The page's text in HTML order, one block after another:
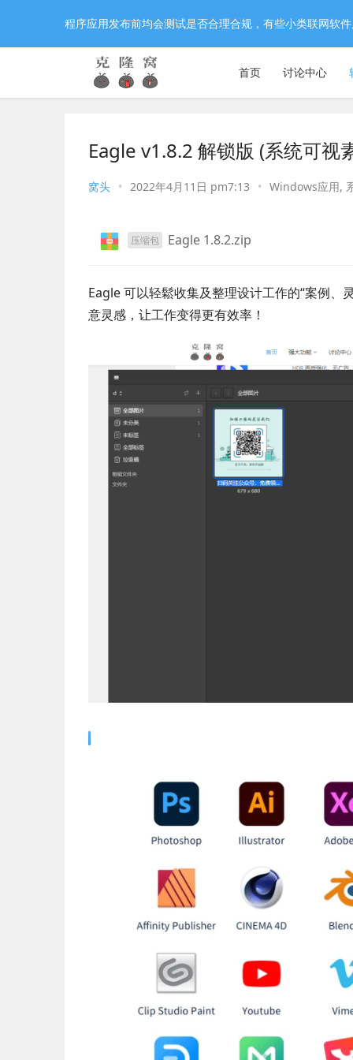
首页 讨论中心
Eagle v1.8.2 解锁版 (系统可视
窝头 • 2022年4月11日 pm7:13 • Windows应用,
压缩包 Eagle 1.8.2.zip
Eagle 可以轻鬆收集及整理设计工作的“案例、
意灵感，让工作变得更有效率！
程序应用发布前均会测试是否合理合规，有些小类联网软